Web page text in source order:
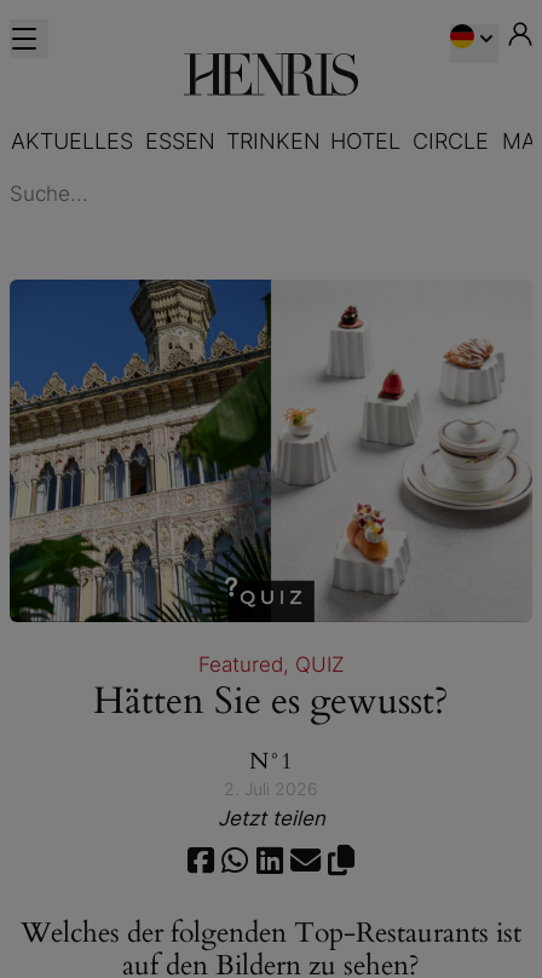
AKTUELLES ESSEN TRINKEN HOTEL CIRCLE
Featured, QUIZ
Hätten Sie es gewusst?
N°1
2. Juli 2026
Jetzt teilen
Welches der folgenden Top-Restaurants ist
auf den Bildern zu sehen?